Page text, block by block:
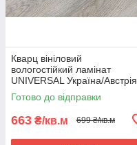
Кварц вініловий
вологостійкий ламінат
UNIVERSAL Україна/Австрія
412/4 - 42 клас
Готово до відправки
663 ₴/кв.м 699 ₴/кв.м